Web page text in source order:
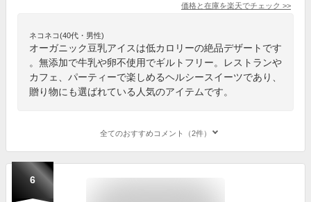
価格と在庫を楽天でチェック >>
ネコネコ(40代・男性)
オーガニック豆乳アイスは低カロリーの絶品デザートです
。無添加で牛乳や卵不使用でギルトフリー。レストランや
カフェ、パーティーで楽しめるヘルシースイーツであり、
贈り物にも選ばれている人気のアイテムです。
全てのおすすめコメント（2件）
6